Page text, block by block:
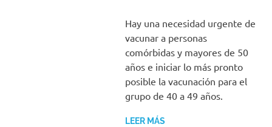
Hay una necesidad urgente de
vacunar a personas
comórbidas y mayores de 50
años e iniciar lo más pronto
posible la vacunación para el
grupo de 40 a 49 años.
LEER MÁS